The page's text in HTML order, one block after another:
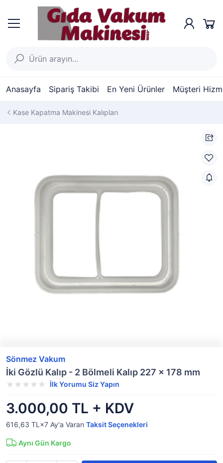
Anasayfa Sipariş Takibi En Yeni Ürünler Müşteri
Kase Kapatma Makinesi Kalıpları
Sönmez Vakum
İki Gözlü Kalıp - 2 Bölmeli Kalıp 227 x 178 mm
İlk Yorumu Siz Yapın
3.000,00 TL + KDV
616,63 TL×7 Ay'a Varan Taksit Seçenekleri
Aynı Gün Kargo